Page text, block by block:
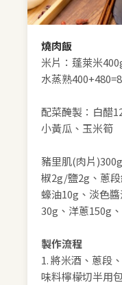
燒肉飯
米片：蓬萊米
水蒸熟
配菜醃製：白醋
小黃瓜、玉米筍
豬里肌(肉片
椒2g/鹽2g、蔥
蠔油10g、淡色
30g、洋蔥150g
製作流程
1. 將米酒、蔥段
味料檸檬切半用